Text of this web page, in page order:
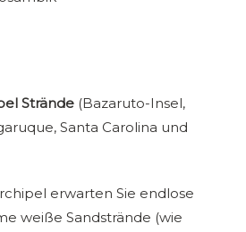
Strände (Bazaruto-Insel,
Santa Carolina und
erwarten Sie endlose
weiße Sandstrände (wie